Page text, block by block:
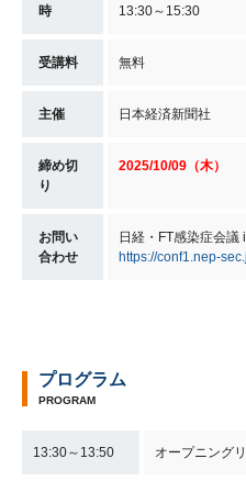
時
13:30～15:30
受講料 無料
主催 日本経済新聞社
締め切
り
2025/10/09（木）
お問い
合わせ
日経・FT感染症会議
https://conf1.nep-
プログラム
PROGRAM
13:30～13:50 オープニング